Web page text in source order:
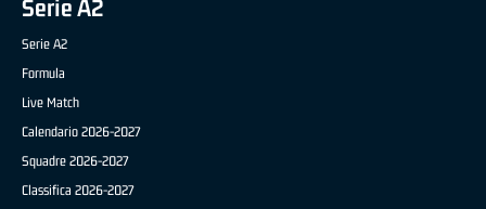
Serie A2
Serie A2
Formula
Live Match
Calendario 2026-2027
Squadre 2026-2027
Classifica 2026-2027